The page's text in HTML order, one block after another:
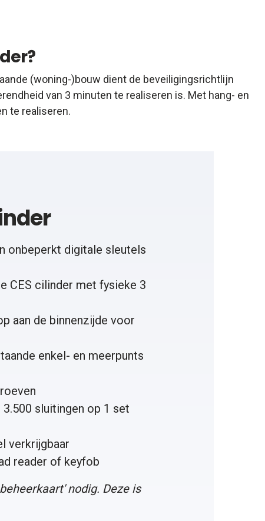
(woning-)bouw dient de beveiligingsrichtlijn
van 3 minuten te realiseren is. Met hang- en
te realiseren.
onbeperkt digitale sleutels
CES cilinder met fysieke 3
aan de binnenzijde voor
enkel- en meerpunts
sluitingen op 1 set
verkrijgbaar
reader of keyfob
' nodig. Deze is